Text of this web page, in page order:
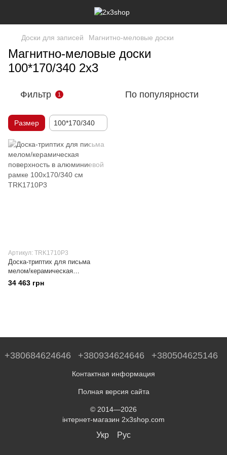
Доски для записей Магнитно-меловые доски
Магнитно-меловые доски
100*170/340 2х3
Фильтр 1 По популярности
Размер 100*170/340
Артикул: TRK1710P3
Доска-триптих для письма
мелом/керамическая
поверхность в алюминиевой
рамке 100х170/340 см
34 463 грн
+380684624646 +380934624646 +380504625146
Контактная информация
Полная версия сайта
© 2014—2026
інтернет-магазин 2x3shop.com
Укр Рус